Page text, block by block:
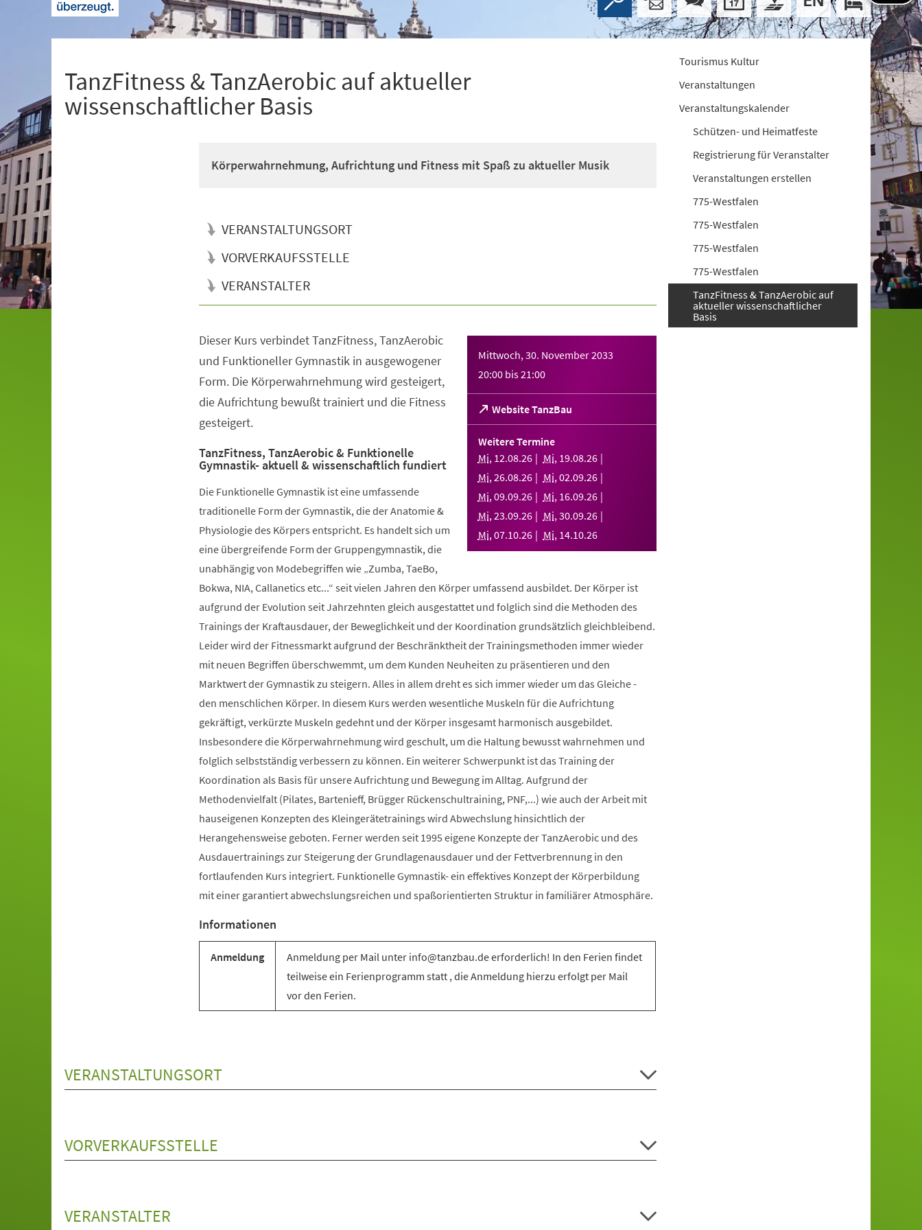
TanzFitness & TanzAerobic auf aktueller
wissenschaftlicher Basis
Körperwahrnehmung, Aufrichtung und Fitness mit Spaß zu aktueller Musik
VERANSTALTUNGSORT
VORVERKAUFSSTELLE
VERANSTALTER
Mittwoch, 30. November 2033
20:00 bis21:00
Website TanzBau
(Öffnet
in
einem
neuen
Tab)
Weitere Termine
Mi, 12.08.26 Mi, 19.08.26
Mi,26.08.26 Mi,02.09.26
Mi,09.09.26 Mi, 16.09.26
Mi,23.09.26 Mi,30.09.26
Mi,07.10.26 Mi, 14.10.26
Dieser Kurs verbindet TanzFitness, TanzAerobic
und Funktioneller Gymnastik in ausgewogener
Form. Die Körperwahrnehmung wird gesteigert,
die Aufrichtung bewußt trainiert und die Fitness
gesteigert.
TanzFitness, TanzAerobic & Funktionelle
Gymnastik- aktuell & wissenschaftlich fundiert
Die Funktionelle Gymnastik ist eine umfassende
traditionelle Form der Gymnastik, die der Anatomie &
Physiologie des Körpers entspricht. Es handelt sich um
eine übergreifende Form der Gruppengymnastik, die
unabhängig von Modebegriffen wie „Zumba, TaeBo,
Bokwa, NIA, Callanetics etc...“ seit vielen Jahren den Körper umfassend ausbildet. Der Körper ist
aufgrund der Evolution seit Jahrzehnten gleich ausgestattet und folglich sind die Methoden des
Trainings der Kraftausdauer, der Beweglichkeit und der Koordination grundsätzlich gleichbleibend.
Leider wird der Fitnessmarkt aufgrund der Beschränktheit der Trainingsmethoden immer wieder
mit neuen Begriffen überschwemmt, um dem Kunden Neuheiten zu präsentieren und den
Marktwert der Gymnastik zu steigern. Alles in allem dreht es sich immer wieder um das Gleiche -
den menschlichen Körper. In diesem Kurs werden wesentliche Muskeln für die Aufrichtung
gekräftigt, verkürzte Muskeln gedehnt und der Körper insgesamt harmonisch ausgebildet.
Insbesondere die Körperwahrnehmung wird geschult, um die Haltung bewusst wahrnehmen und
folglich selbstständig verbessern zu können. Ein weiterer Schwerpunkt ist das Training der
Koordination als Basis für unsere Aufrichtung und Bewegung im Alltag. Aufgrund der
Methodenvielfalt (Pilates, Bartenieff, Brügger Rückenschultraining, PNF,...) wie auch der Arbeit mit
hauseigenen Konzepten des Kleingerätetrainings wird Abwechslung hinsichtlich der
Herangehensweise geboten. Ferner werden seit 1995 eigene Konzepte der TanzAerobic und des
Ausdauertrainings zur Steigerung der Grundlagenausdauer und der Fettverbrennung in den
fortlaufenden Kurs integriert. Funktionelle Gymnastik- ein effektives Konzept der Körperbildung
mit einer garantiert abwechslungsreichen und spaßorientierten Struktur in familiärer Atmosphäre.
Informationen
Anmeldung
Anmeldung per Mail unter info@tanzbau.de erforderlich! In den Ferien findet
teilweise ein Ferienprogramm statt , die Anmeldung hierzu erfolgt per Mail
vor den Ferien.
VERANSTALTUNGSORT
VORVERKAUFSSTELLE
VERANSTALTER
Tourismus Kultur
Veranstaltungen
Veranstaltungskalender
Schützen- und Heimatfeste
Registrierung für Veranstalter
Veranstaltungen erstellen
775-Westfalen
775-Westfalen
775-Westfalen
775-Westfalen
TanzFitness & TanzAerobic auf
aktueller wissenschaftlicher
Basis